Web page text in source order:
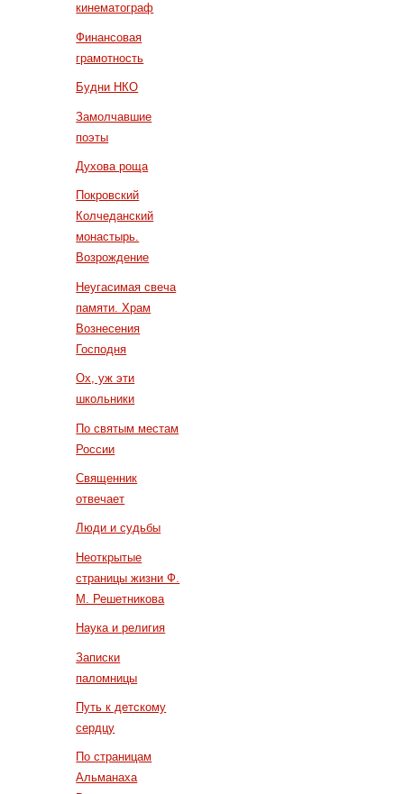
кинематограф
Финансовая
грамотность
Будни НКО
Замолчавшие
поэты
Духова роща
Покровский
Колчеданский
монастырь.
Возрождение
Неугасимая свеча
памяти. Храм
Вознесения
Господня
Ох, уж эти
школьники
По святым местам
России
Священник
отвечает
Люди и судьбы
Неоткрытые
страницы жизни Ф.
М. Решетникова
Наука и религия
Записки
паломницы
Путь к детскому
сердцу
По страницам
Альманаха